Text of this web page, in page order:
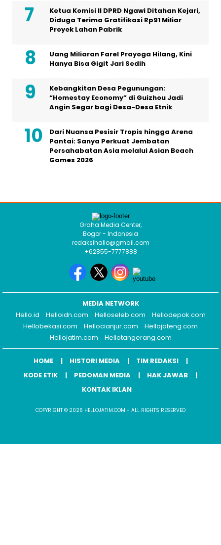
Ketua Komisi II DPRD Ngawi Ditahan Kejari,
Diduga Terima Gratifikasi Rp91 Miliar
Proyek Lahan Pabrik
Uang Miliaran Farel Prayoga Hilang, Kini
Hanya Bisa Gigit Jari Sedih
Kebangkitan Desa Pegunungan:
“Homestay Economy” di Guizhou Jadi
Angin Segar bagi Desa-Desa Etnik
Dari Nuansa Pesisir Tropis hingga Arena
Pantai: Sanya Perkuat Jembatan
Persahabatan Asia melalui Asian Beach
Games 2026
Graha Media Center,
Bogor - Indonesia
redaksihallo@gmail.com
+62855-7777888
MEDIA NETWORK
Hello.id
Helloidn.com Helloseleb.com
Hellodepok.com
Hellobekasi.com
Hellocianjur.com
Hellojateng.com
Hellojatim.com
Hellotangerang.com
HOME HISTORI MEDIA
TIM REDAKSI
KODE ETIK
PEDOMAN MEDIA
HAK JAWAB
KONTAK IKLAN
COPYRIGHT © 2026 HELLOJATIM.COM - ALL RIGHTS RESERVED